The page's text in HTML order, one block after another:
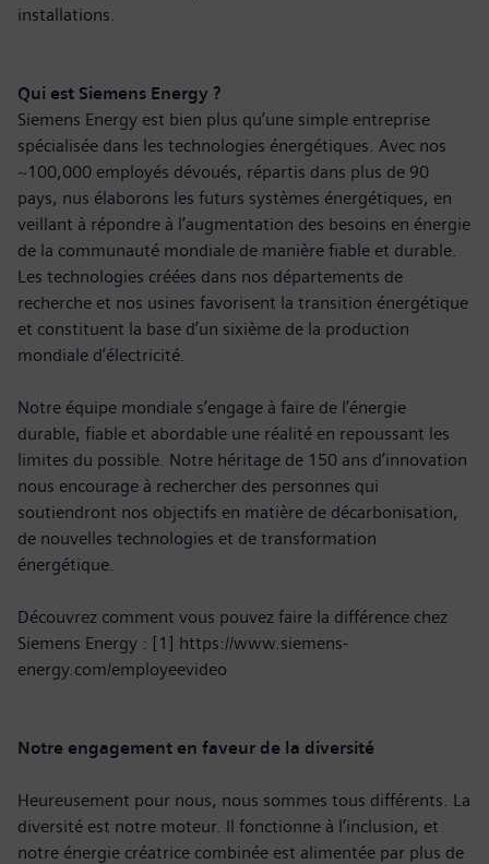
installations.
Qui est Siemens Energy ?
Siemens Energy est bien plus qu’une simple entreprise
spécialisée dans les technologies énergétiques. Avec nos
~100,000 employés dévoués, répartis dans plus de 90
pays, nus élaborons les futurs systèmes énergétiques, en
veillant à répondre à l’augmentation des besoins en énergie
de la communauté mondiale de manière fiable et durable.
Les technologies créées dans nos départements de
recherche et nos usines favorisent la transition énergétique
et constituent la base d’un sixième de la production
mondiale d’électricité.
Notre équipe mondiale s’engage à faire de l’énergie
durable, fiable et abordable une réalité en repoussant les
limites du possible. Notre héritage de 150 ans d’innovation
nous encourage à rechercher des personnes qui
soutiendront nos objectifs en matière de décarbonisation,
de nouvelles technologies et de transformation
énergétique.
Découvrez comment vous pouvez faire la différence chez
Siemens Energy : [1] https://www.siemens-
energy.com/employeevideo
Notre engagement en faveur de la diversité
Heureusement pour nous, nous sommes tous différents. La
diversité est notre moteur. Il fonctionne à l’inclusion, et
notre énergie créatrice combinée est alimentée par plus de